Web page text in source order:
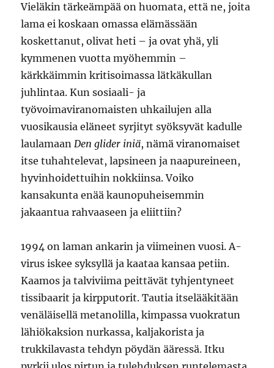
Vieläkin tärkeämpää on huomata, että ne, joita
lama ei koskaan omassa elämässään
koskettanut, olivat heti – ja ovat yhä, yli
kymmenen vuotta myöhemmin –
kärkkäimmin kritisoimassa lätkäkullan
juhlintaa. Kun sosiaali- ja
työvoimaviranomaisten uhkailujen alla
vuosikausia eläneet syrjityt syöksyvät kadulle
laulamaanDen glider iniä, nämä viranomaiset
itse tuhahtelevat, lapsineen ja naapureineen,
hyvinhoidettuihin nokkiinsa. Voiko
kansakunta enää kaunopuheisemmin
jakaantua rahvaaseen ja eliittiin?
1994 on laman ankarin ja viimeinen vuosi. A-
virus iskee syksyllä ja kaataa kansaa petiin.
Kaamos ja talviviima peittävät tyhjentyneet
tissibaarit ja kirpputorit. Tautia itselääkitään
venäläisellä metanolilla, kimpassa vuokratun
lähiökaksion nurkassa, kaljakorista ja
trukkilavasta tehdyn pöydän ääressä. Itku